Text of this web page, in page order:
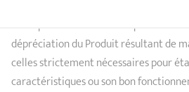
La responsabilité du Client pourra être
dépréciation du Produit résultant de
celles strictement nécessaires pour
caractéristiques ou son bon